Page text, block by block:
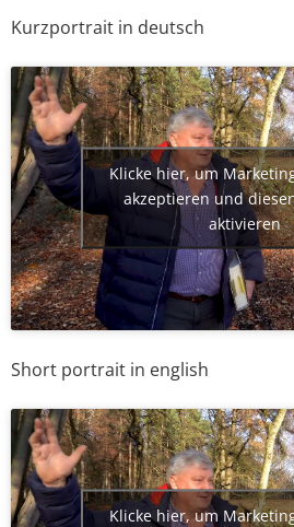
Kurzportrait in deutsch
Klicke hier, um
akzeptieren und
aktivieren
Short portrait in english
Klicke hier, um